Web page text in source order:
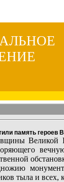
память героев
вечную
тыла и